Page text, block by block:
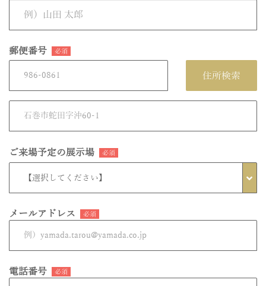
郵便番号 必須
住所検索
ご来場予定の展示場 必須
メールアドレス 必須
電話番号 必須